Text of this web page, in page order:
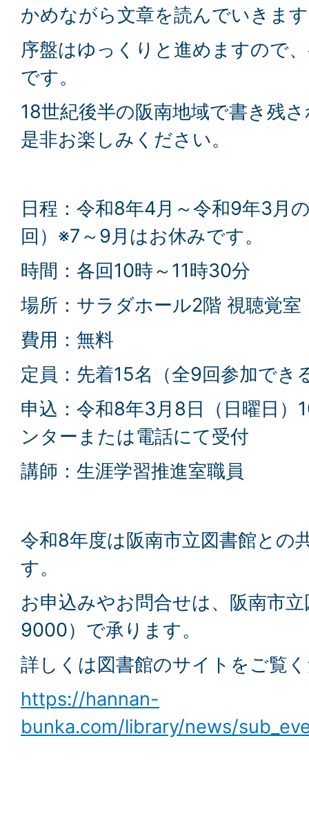
かめながら文章を読んでいきま
序盤はゆっくりと進めますので
です。
18世紀後半の阪南地域で書き残
是非お楽しみください。
日程：令和8年4月～令和9年3月
回）※7～9月はお休みです。
時間：各回10時～11時30分
場所：サラダホール2階 視聴覚室
費用：無料
定員：先着15名（全9回参加でき
申込：令和8年3月8日（日曜日）
ンターまたは電話にて受付
講師：生涯学習推進室職員
令和8年度は阪南市立図書館との
す。
お申込みやお問合せは、阪南市
9000）で承ります。
詳しくは図書館のサイトをご覧
https://hannan-
bunka.com/library/news/